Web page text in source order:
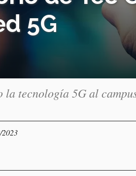
5G
tecnología 5G al